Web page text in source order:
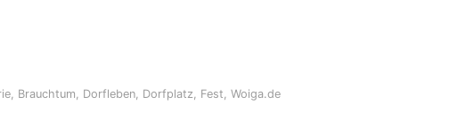
, Brauchtum, Dorfleben, Dorfplatz, Fest,Woiga.de